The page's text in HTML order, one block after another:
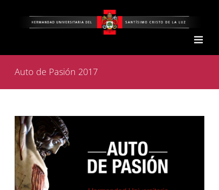
contenido
Auto de Pasión 2017
Ver
imagen
más
grande